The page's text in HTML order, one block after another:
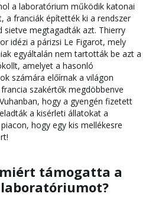
a laboratórium működik katonai
a franciák építették ki a rendszer
sietve megtagadták azt. Thierry
idézi a párizsi Le Figarot, mely
egyáltalán nem tartották be azt a
amelyet a hasonló
számára előírnak a világon
szakértők megdöbbenve
hogy a gyengén fizetett
a kisérleti állatokat a
hogy egy kis mellékesre
miért támogatta a